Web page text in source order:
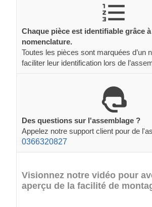
Chaque pièce est identifiable grâce
nomenclature.
Toutes les pièces sont marquées d’un
faciliter leur identification lors de
Des questions sur l'assemblage ?
Appelez notre support client pour de
0366320827
Visionnez notre vidéo pour
aperçu de la facilité de